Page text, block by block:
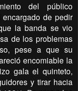
del público
de pedir
la banda se vio
de los problemas
pese a que su
encomiable la
gala el quinteto,
y tirar hacia